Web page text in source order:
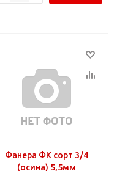
Фанера ФК сорт 3/4
(осина) 5,5мм